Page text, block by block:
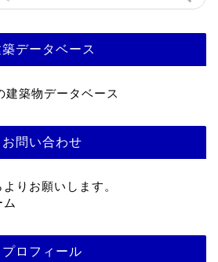
データベース
築物データベース
お問い合わせ
りお願いします。
プロフィール